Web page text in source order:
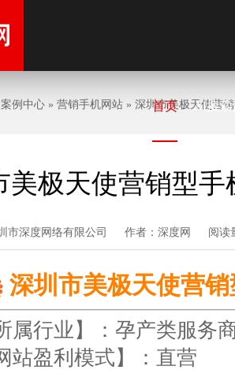
首页 AI搜索
案例中心 » 营销手机网站 » 深圳市美极天使营
美极天使营销型
市深度网络有限公司 作者：深度网 阅读
深圳市美极天使营
行业】：孕产类服务
盈利模式】：直营